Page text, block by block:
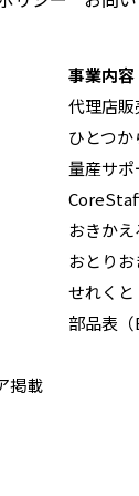
掲載
事業内容
代理店販
ひとつか
量産サポ
おきかえ
おとりお
せれくと
部品表